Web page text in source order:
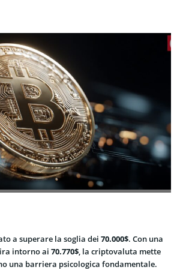
a superare la soglia dei 70.000$. Con una
intorno ai 70.770$, la criptovaluta mette
una barriera psicologica fondamentale.